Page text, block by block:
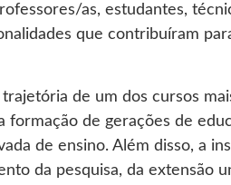
as, estudantes,
que contribuíram
de um dos cursos
formação de gerações de
de ensino. Além disso, a
da pesquisa, da extensão